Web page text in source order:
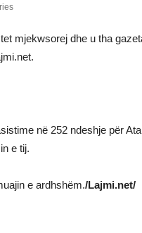
mjekwsorej dhe u tha
në 252 ndeshje për
e tij.
e ardhshëm./Lajmi.net/